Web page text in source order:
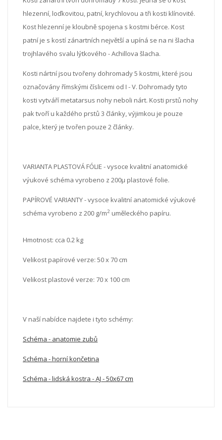
hlezenní, loďkovitou, patní, krychlovou a tři kosti klínovité.
Kost hlezenní je kloubně spojena s kostmi bérce. Kost
patní je s kostí zánartních největší a upíná se na ni šlacha
trojhlavého svalu lýtkového - Achillova šlacha.
Kosti nártní jsou tvořeny dohromady 5 kostmi, které jsou
označovány římskými číslicemi od I - V. Dohromady tyto
kosti vytváří metatarsus nohy neboli nárt. Kosti prstů nohy
pak tvoří u každého prstů 3 články, výjimkou je pouze
palce, který je tvořen pouze 2 články.
VARIANTA PLASTOVÁ FÓLIE - vysoce kvalitní anatomické
výukové schéma vyrobeno z 200μ plastové folie.
PAPÍROVÉ VARIANTY - vysoce kvalitní anatomické výukové
schéma vyrobeno z 200 g/m2 uměleckého papíru.
Hmotnost: cca 0.2 kg
Velikost papírové verze: 50 x 70 cm
Velikost plastové verze: 70 x 100 cm
V naší nabídce najdete i tyto schémy:
Schéma - anatomie zubů
Schéma - horní končetina
Schéma - lidská kostra - AJ - 50x67 cm